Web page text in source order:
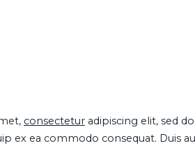
consectetur adipiscing elit, sed
ex ea commodo consequat. Duis